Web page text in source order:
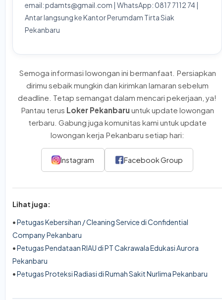
email: pdamts@gmail.com | WhatsApp: 0817 7112 74 |
Antar langsung ke Kantor Perumdam Tirta Siak
Pekanbaru
Semoga informasi lowongan ini bermanfaat. Persiapkan
dirimu sebaik mungkin dan kirimkan lamaran sebelum
deadline. Tetap semangat dalam mencari pekerjaan, ya!
Pantau terus Loker Pekanbaru untuk update lowongan
terbaru. Gabung juga komunitas kami untuk update
lowongan kerja Pekanbaru setiap hari:
Instagram Facebook Group
Lihat juga:
•Petugas Kebersihan / Cleaning Service di Confidential
Company Pekanbaru
•Petugas Pendataan RIAU di PT Cakrawala Edukasi Aurora
Pekanbaru
•Petugas Proteksi Radiasi di Rumah Sakit Nurlima Pekanbaru